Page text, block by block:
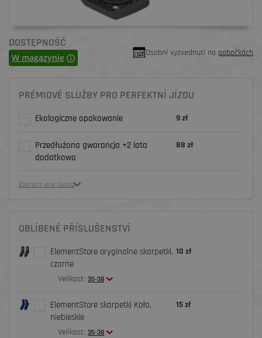
DOSTĘPNOŚĆ
W magazynie Osobní vyzvednutí na pobočkách
PRÉMIOVÉ SLUŽBY PRO PERFEKTNÍ JÍZDU
Ekologiczne opakowanie 9 zł
Przedłużona gwarancja +2 lata
dodatkowo
88 zł
Zobrazit více služeb
OBLÍBENÉ PŘÍSLUŠENSTVÍ
ElementStore oryginalne skarpetki,
czarne
Velikost: 35-38
10 zł
ElementStore skarpetki Koła,
niebieskie
Velikost: 35-38
15 zł